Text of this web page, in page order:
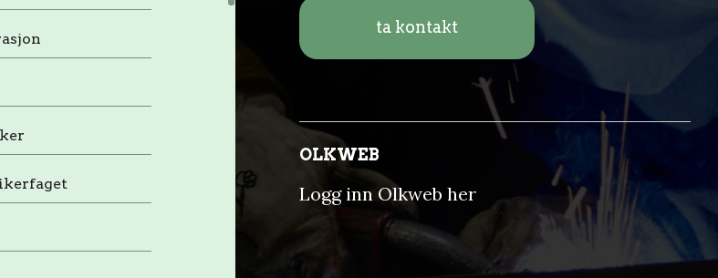
ta kontakt
OLKWEB
Logg inn Olkweb her